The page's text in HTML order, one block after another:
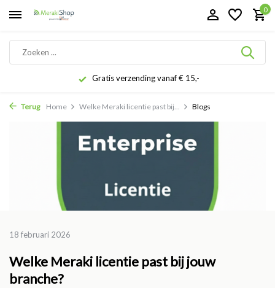
0
Gratis verzending vanaf € 15,-
Terug Home Welke Meraki licentie past bij... Blogs
18 februari 2026
Welke Meraki licentie past bij jouw
branche?